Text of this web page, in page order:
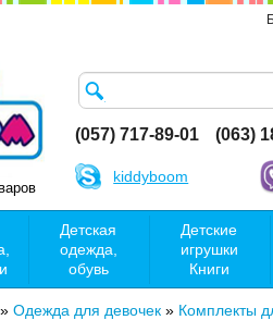
(057) 717-89-01 (063)
kiddyboom
Детская
одежда,
обувь
Детские
игрушки
Книги
» Одежда для девочек » Комплекты